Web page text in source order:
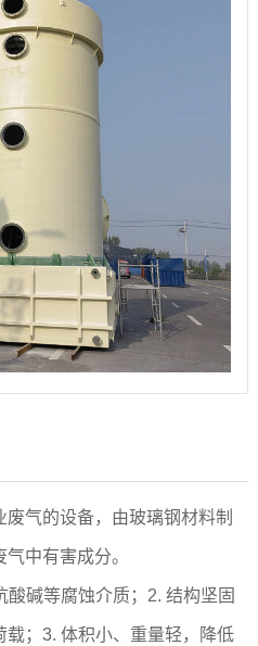
气的设备，由玻璃钢材料制
中有害成分。
碱等腐蚀介质；2. 结构坚固
；3. 体积小、重量轻，降低